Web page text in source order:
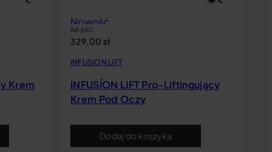
Krem
Nowość
66 pkt.
329,00 zł
INFUSION LIFT
INFUSÍON LIFT Pro-Liftingujący
Krem Pod Oczy
Dodaj do koszyka